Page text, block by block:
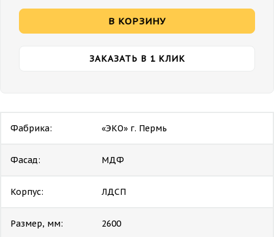
В КОРЗИНУ
ЗАКАЗАТЬ В 1 КЛИК
Фабрика: «ЭКО» г. Пермь
Фасад: МДФ
Корпус: ЛДСП
Размер, мм: 2600